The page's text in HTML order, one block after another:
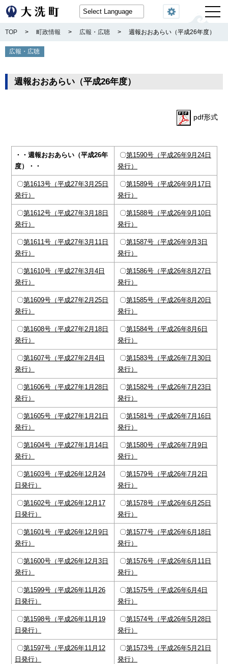
閲覧機能
TOP > 町政情報 > 広報・広聴 > 週報おおあらい（平成26年度）
広報・広聴
週報おおあらい（平成26年度）
pdf形式
・・週報おおあらい（平成26年
度）・・
〇第1590号（平成26年9月24日
発行）
〇第1613号（平成27年3月25日
発行）
〇第1589号（平成26年9月17日
発行）
〇第1612号（平成27年3月18日
発行）
〇第1588号（平成26年9月10日
発行）
〇第1611号（平成27年3月11日
発行）
〇第1587号（平成26年9月3日
発行）
〇第1610号（平成27年3月4日
発行）
〇第1586号（平成26年8月27日
発行）
〇第1609号（平成27年2月25日
発行）
〇第1585号（平成26年8月20日
発行）
〇第1608号（平成27年2月18日
発行）
〇第1584号（平成26年8月6日
発行）
〇第1607号（平成27年2月4日
発行）
〇第1583号（平成26年7月30日
発行）
〇第1606号（平成27年1月28日
発行）
〇第1582号（平成26年7月23日
発行）
〇第1605号（平成27年1月21日
発行）
〇第1581号（平成26年7月16日
発行）
〇第1604号（平成27年1月14日
発行）
〇第1580号（平成26年7月9日
発行）
〇第1603号（平成26年12月24
日発行）
〇第1579号（平成26年7月2日
発行）
〇第1602号（平成26年12月17
日発行）
〇第1578号（平成26年6月25日
発行）
〇第1601号（平成26年12月9日
発行）
〇第1577号（平成26年6月18日
発行）
〇第1600号（平成26年12月3日
発行）
〇第1576号（平成26年6月11日
発行）
〇第1599号（平成26年11月26
日発行）
〇第1575号（平成26年6月4日
発行）
〇第1598号（平成26年11月19
日発行）
〇第1574号（平成26年5月28日
発行）
〇第1597号（平成26年11月12
日発行）
〇第1573号（平成26年5月21日
発行）